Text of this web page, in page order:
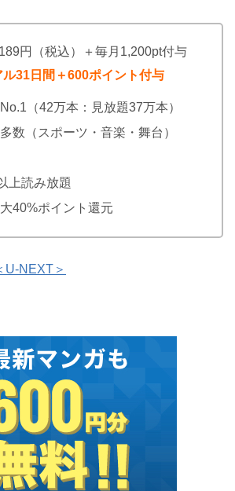
円（税込）＋毎月1,200pt付与
31日間＋600ポイント付与
（42万本：見放題37万本）
数（スポーツ・音楽・舞台）
上読み放題
40%ポイント還元
U-NEXT＞